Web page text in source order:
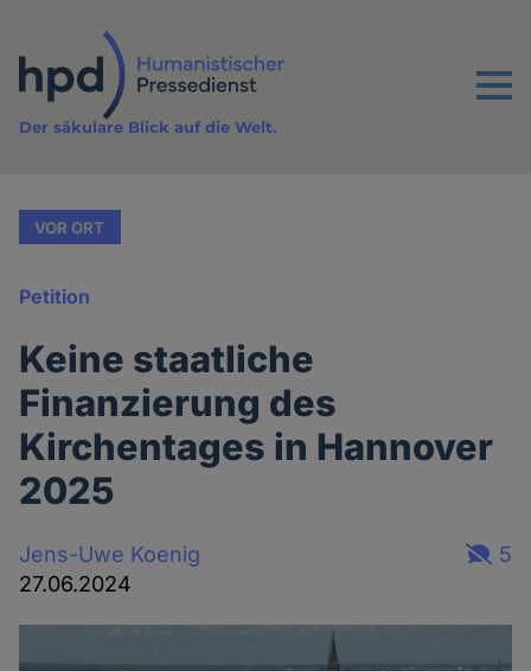
Inhalt
Menu
Der säkulare Blick auf die Welt.
VOR ORT
Petition
Keine staatliche
Finanzierung des
Kirchentages in Hannover
2025
Jens-Uwe Koenig
27.06.2024
5